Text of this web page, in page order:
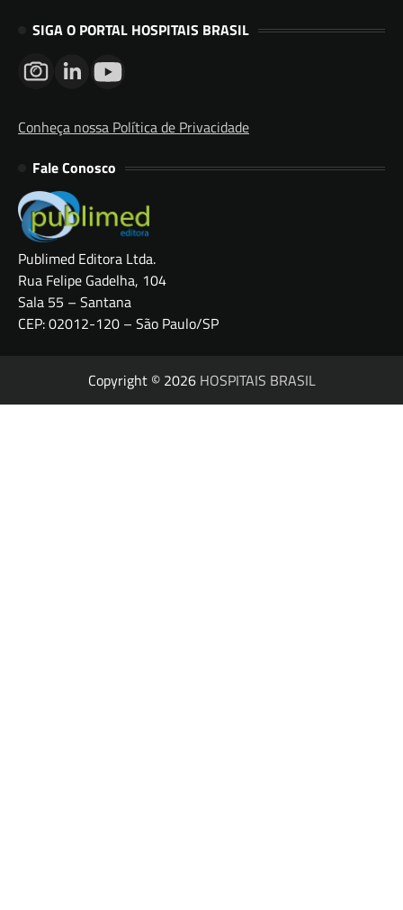
SIGA O PORTAL HOSPITAIS BRASIL
Conheça nossa Política de Privacidade
Fale Conosco
Publimed Editora Ltda.
Rua Felipe Gadelha, 104
Sala 55 – Santana
CEP: 02012-120 – São Paulo/SP
Copyright © 2026 HOSPITAIS BRASIL